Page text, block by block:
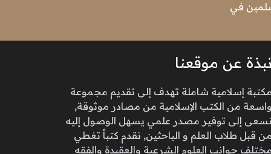
في
نبذة عن موقعنا
مكتبة إسلامية شاملة تهدف إلى تقديم مجموعة
واسعة من الكتب الإسلامية من مصادر موثوقة,
نسعى إلى توفير مصدر علمي يسهل الوصول إليه
من قبل طلاب العلم و الباحثين, نقدم كتباً تغطي
مختلف جوانب العلوم الشرعية والعقيدة والفقه